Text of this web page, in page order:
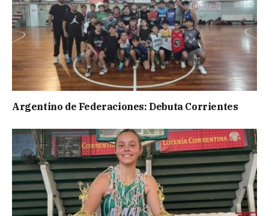
Argentino de Federaciones: Debuta Corrientes